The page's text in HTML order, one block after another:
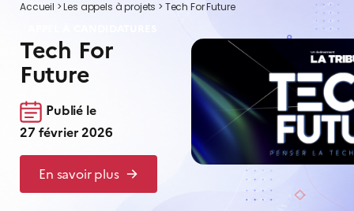
Accueil >Les appels à projets > Tech For Future
Tech For
Future
Publié le
27 février 2026
En savoir plus